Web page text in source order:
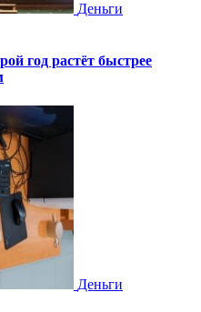
Деньги
год растёт быстрее
Деньги